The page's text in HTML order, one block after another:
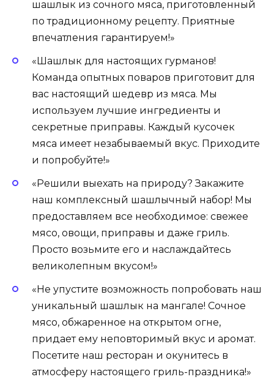
шашлык из сочного мяса, приготовленный
по традиционному рецепту. Приятные
впечатления гарантируем!»
«Шашлык для настоящих гурманов!
Команда опытных поваров приготовит для
вас настоящий шедевр из мяса. Мы
используем лучшие ингредиенты и
секретные приправы. Каждый кусочек
мяса имеет незабываемый вкус. Приходите
и попробуйте!»
«Решили выехать на природу? Закажите
наш комплексный шашлычный набор! Мы
предоставляем все необходимое: свежее
мясо, овощи, приправы и даже гриль.
Просто возьмите его и наслаждайтесь
великолепным вкусом!»
«Не упустите возможность попробовать наш
уникальный шашлык на мангале! Сочное
мясо, обжаренное на открытом огне,
придает ему неповторимый вкус и аромат.
Посетите наш ресторан и окунитесь в
атмосферу настоящего гриль-праздника!»